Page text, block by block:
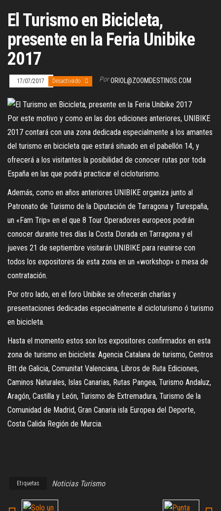
El Turismo en Bicicleta,
presente en la Feria Unibike
2017
17/07/2017 Desactivado Por ORIOL@ZOOMDESTINOS.COM
Por este motivo y como en las dos ediciones anteriores, UNIBIKE
2017 contará con una zona dedicada especialmente a los amantes
del turismo en bicicleta que estará situado en el pabellón 14, y
ofrecerá a los visitantes la posibilidad de conocer rutas por toda
España en las que podrá practicar el cicloturismo.
Además, como en años anteriores UNIBIKE organiza junto al
Patronato de Turismo de la Diputación de Tarragona y Turespaña,
un «Fam Trip» en el que 8 Tour Operadores europeos podrán
conocer durante tres días la Costa Dorada en Tarragona y el
jueves 21 de septiembre visitarán UNIBIKE para reunirse con
todos los expositores de esta zona en un «workshop» o mesa de
contratación.
Por otro lado, en el foro Unibike se ofrecerán charlas y
presentaciones dedicadas especialmente al cicloturismo ó turismo
en bicicleta.
Hasta el momento estos son los expositores confirmados en esta
zona de turismo en bicicleta: Agencia Catalana de turismo, Centros
Btt de Galicia, Comunitat Valenciana, Libros de Ruta Ediciones,
Caminos Naturales, Islas Canarias, Rutas Pangea, Turismo Andaluz,
Aragón, Castilla y León, Turismo de Extremadura, Turismo de la
Comunidad de Madrid, Gran Canaria isla Europea del Deporte,
Costa Calida Región de Murcia.
Etiquetas Noticias Turismo